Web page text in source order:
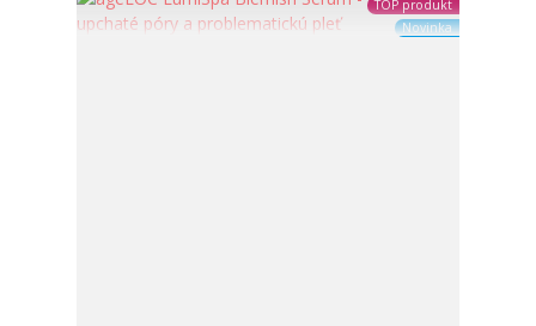
TOP produkt
Novinka